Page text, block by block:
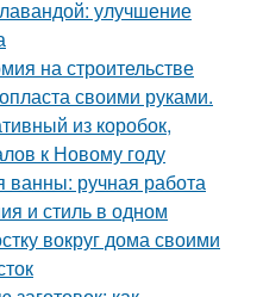
улучшение
на строительстве
своими руками.
из коробок,
к Новому году
ванны: ручная работа
и стиль в одном
вокруг дома своими